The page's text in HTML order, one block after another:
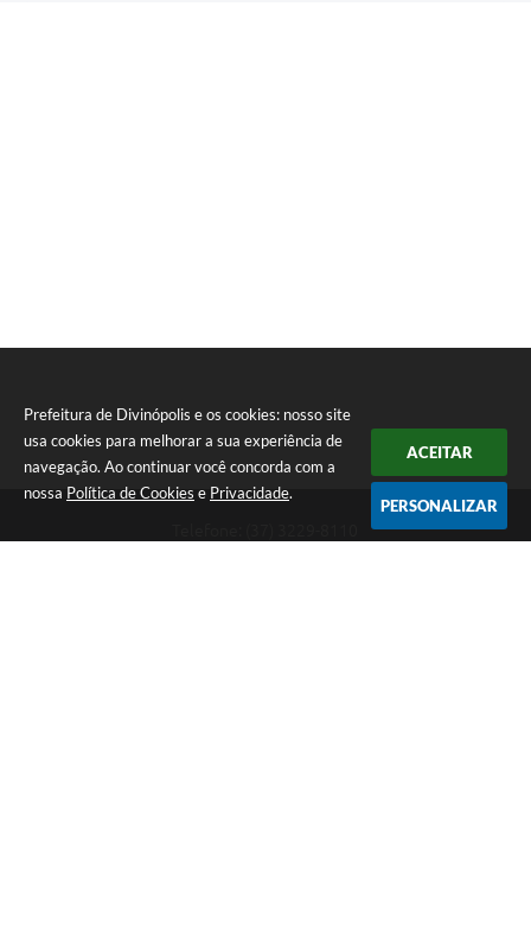
Prefeitura de Divinópolis e os cookies: nosso site
usa cookies para melhorar a sua experiência de
navegação. Ao continuar você concorda com a
nossa Política de Cookies e Privacidade.
ACEITAR
PERSONALIZAR